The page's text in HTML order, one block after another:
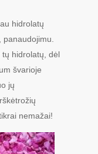
hidrolatų
tų hidrolatų, dėl
švarioje
jų
nemažai!